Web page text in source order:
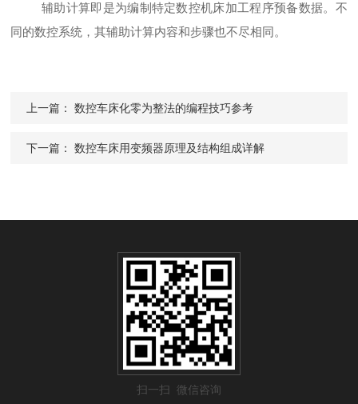
辅助计算即是为编制特定数控机床加工程序预备数据。不
同的数控系统，其辅助计算内容和步骤也不尽相同。
上一篇：数控车床化零为整法的编程技巧参考
下一篇：数控车床用变频器原理及结构组成详解
扫一扫 微信咨询